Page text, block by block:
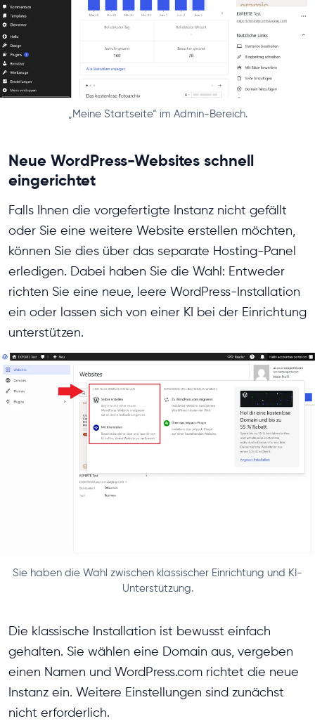
„Meine Startseite“ im Admin-Bereich.
Neue WordPress-Websites schnell
eingerichtet
Falls Ihnen die vorgefertigte Instanz nicht gefällt
oder Sie eine weitere Website erstellen möchten,
können Sie dies über das separate Hosting-Panel
erledigen. Dabei haben Sie die Wahl: Entweder
richten Sie eine neue, leere WordPress-Installation
ein oder lassen sich von einer KI bei der Einrichtung
unterstützen.
Sie haben die Wahl zwischen klassischer Einrichtung und KI-
Unterstützung.
Die klassische Installation ist bewusst einfach
gehalten. Sie wählen eine Domain aus, vergeben
einen Namen und WordPress.com richtet die neue
Instanz ein. Weitere Einstellungen sind zunächst
nicht erforderlich.